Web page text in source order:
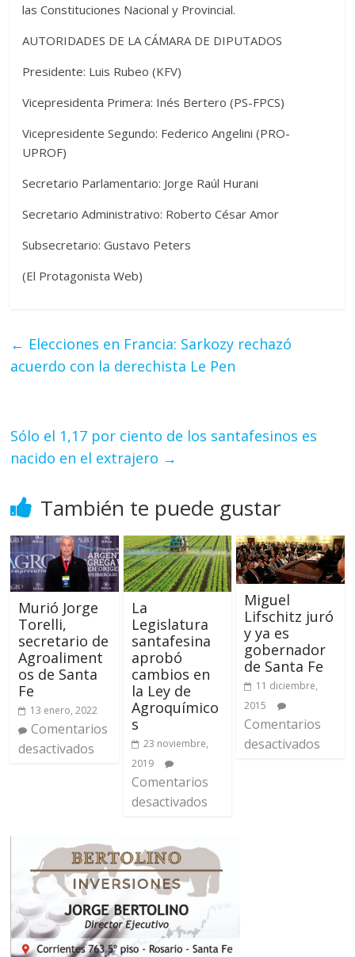
las Constituciones Nacional y Provincial.
AUTORIDADES DE LA CÁMARA DE DIPUTADOS
Presidente: Luis Rubeo (KFV)
Vicepresidenta Primera: Inés Bertero (PS-FPCS)
Vicepresidente Segundo: Federico Angelini (PRO-
UPROF)
Secretario Parlamentario: Jorge Raúl Hurani
Secretario Administrativo: Roberto César Amor
Subsecretario: Gustavo Peters
(El Protagonista Web)
← Elecciones en Francia: Sarkozy rechazó
acuerdo con la derechista Le Pen
Sólo el 1,17 por ciento de los santafesinos es
nacido en el extrajero →
También te puede gustar
Murió Jorge
Torelli,
secretario de
Agroaliment
os de Santa
Fe
13 enero, 2022
Comentarios
desactivados
La
Legislatura
santafesina
aprobó
cambios en
la Ley de
Agroquímico
s
23 noviembre,
2019
Comentarios
desactivados
Miguel
Lifschitz juró
y ya es
gobernador
de Santa Fe
11 diciembre,
2015
Comentarios
desactivados